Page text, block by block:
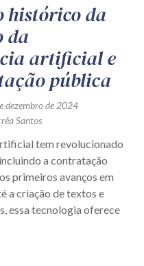
histórico da
da
artificial e
pública
dezembro de 2024
Santos
tem revolucionado
a contratação
primeiros avanços em
a criação de textos e
essa tecnologia oferece